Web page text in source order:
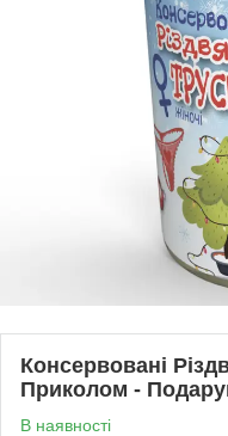
Консервовані
Приколом -
В наявності